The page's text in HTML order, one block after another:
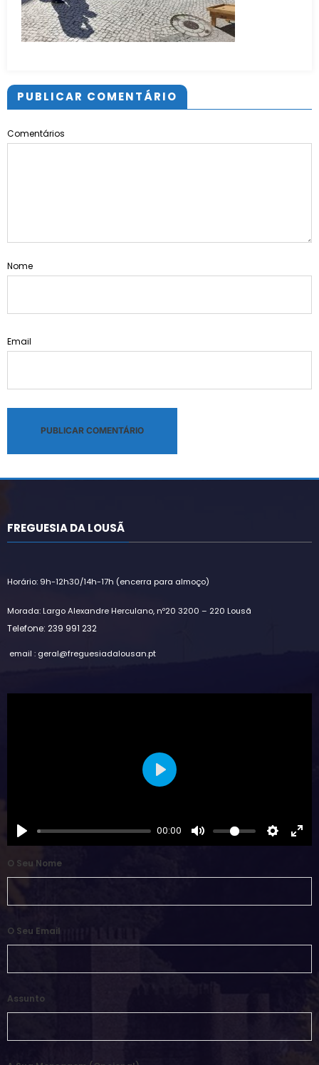
PUBLICAR COMENTÁRIO
Comentários
Nome
Email
FREGUESIA DA LOUSÃ
Horário: 9h-12h30/14h-17h (encerra para almoço)
Morada: Largo Alexandre Herculano, nº20 3200 – 220 Lousã
Telefone: 239 991 232
email : geral@freguesiadalousan.pt
00:00
Play
O Seu Nome
O Seu Email
Assunto